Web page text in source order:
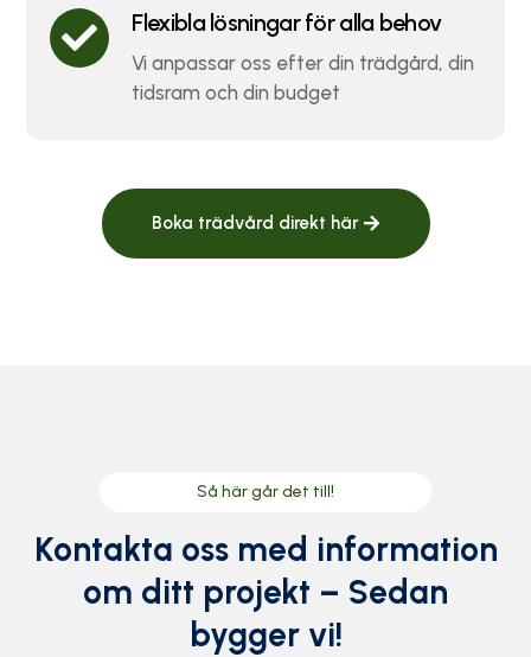
 Flexibla lösningar för alla behov
Vi anpassar oss efter din trädgård, din
tidsram och din budget
Boka trädvård direkt här
Så här går det till!
Kontakta oss med information
om ditt projekt – Sedan
bygger vi!